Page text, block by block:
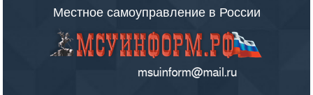
Местное самоуправление в России